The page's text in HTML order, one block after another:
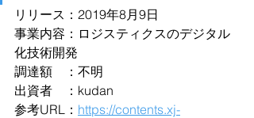
リリース：2019年8月9日
事業内容：ロジスティクスのデジタル
化技術開発
調達額　：不明
出資者　：kudan
参考URL： https://contents.xj-